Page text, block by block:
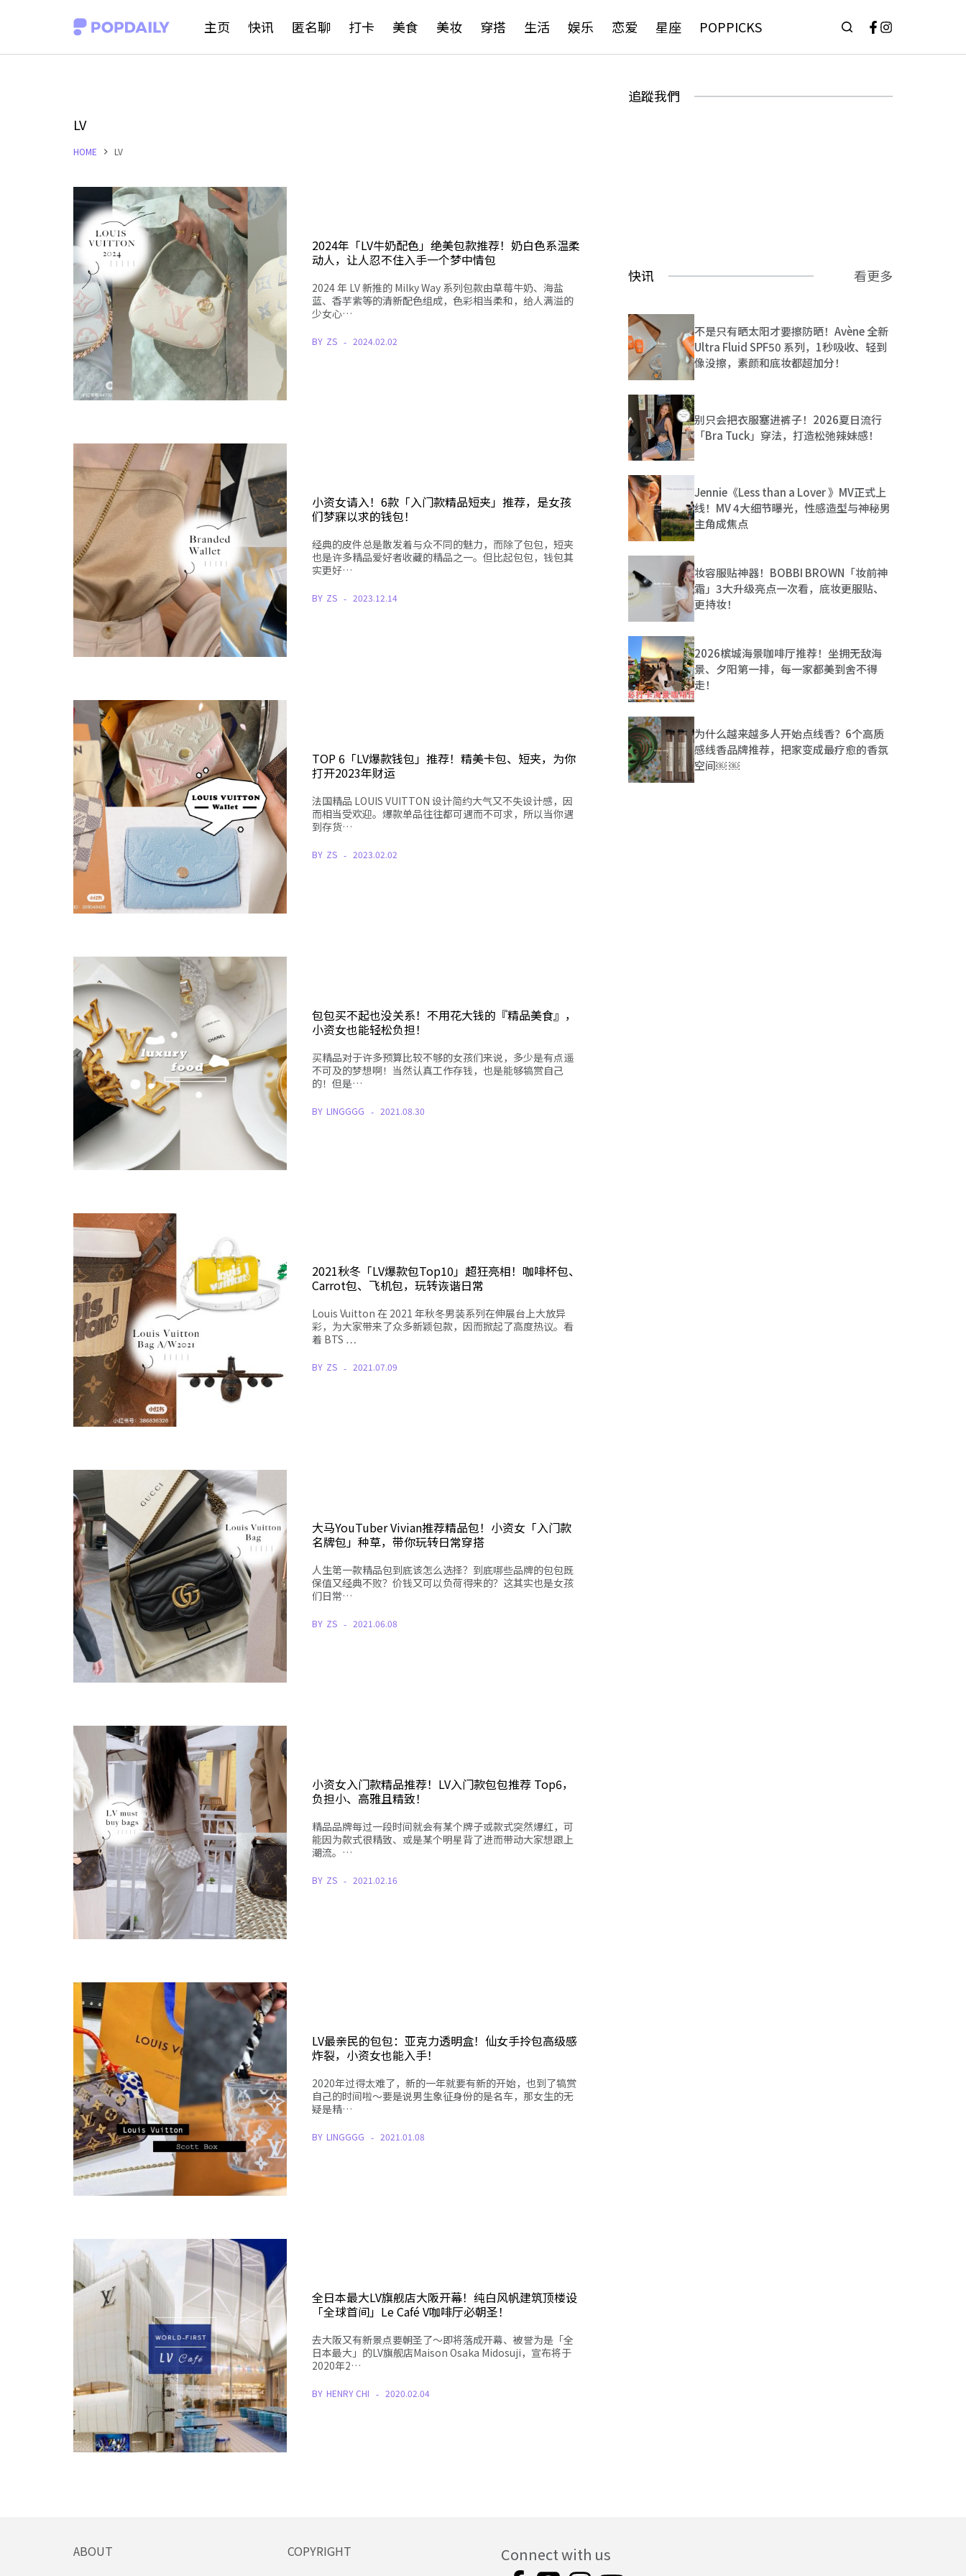
主页 快讯 匿名聊 打卡 美食 美妆 穿搭 生活 娱乐 恋爱 星座 POPPICKS
LV
HOME LV
2024年「LV牛奶配色」绝美包款推荐！奶白色系温柔
动人，让人忍不住入手一个梦中情包
2024 年 LV 新推的 Milky Way 系列包款由草莓牛奶、海盐
蓝、香芋紫等的清新配色组成，色彩相当柔和，给人满溢的
少女心…
BY ZS 2024.02.02
小资女请入！6款「入门款精品短夹」推荐，是女孩
们梦寐以求的钱包！
经典的皮件总是散发着与众不同的魅力，而除了包包，短夹
也是许多精品爱好者收藏的精品之一。但比起包包，钱包其
实更好…
BY ZS 2023.12.14
TOP 6「LV爆款钱包」推荐！精美卡包、短夹，为你
打开2023年财运
法国精品 LOUIS VUITTON 设计简约大气又不失设计感，因
而相当受欢迎。爆款单品往往都可遇而不可求，所以当你遇
到存货…
BY ZS 2023.02.02
包包买不起也没关系！不用花大钱的『精品美食』，
小资女也能轻松负担！
买精品对于许多预算比较不够的女孩们来说，多少是有点遥
不可及的梦想啊！当然认真工作存钱，也是能够犒赏自己
的！但是…
BY LINGGGG 2021.08.30
2021秋冬「LV爆款包Top10」超狂亮相！咖啡杯包、
Carrot包、飞机包，玩转诙谐日常
Louis Vuitton 在 2021 年秋冬男装系列在伸展台上大放异
彩，为大家带来了众多新颖包款，因而掀起了高度热议。看
着 BTS …
BY ZS 2021.07.09
大马YouTuber Vivian推荐精品包！小资女「入门款
名牌包」种草，带你玩转日常穿搭
人生第一款精品包到底该怎么选择？到底哪些品牌的包包既
保值又经典不败？价钱又可以负荷得来的？这其实也是女孩
们日常…
BY ZS 2021.06.08
小资女入门款精品推荐！LV入门款包包推荐 Top6，
负担小、高雅且精致！
精品品牌每过一段时间就会有某个牌子或款式突然爆红，可
能因为款式很精致、或是某个明星背了进而带动大家想跟上
潮流。…
BY ZS 2021.02.16
LV最亲民的包包：亚克力透明盒！仙女手拎包高级感
炸裂，小资女也能入手！
2020年过得太难了，新的一年就要有新的开始，也到了犒赏
自己的时间啦～要是说男生象征身份的是名车，那女生的无
疑是精…
BY LINGGGG 2021.01.08
全日本最大LV旗舰店大阪开幕！纯白风帆建筑顶楼设
「全球首间」Le Café V咖啡厅必朝圣！
去大阪又有新景点要朝圣了～即将落成开幕、被誉为是「全
日本最大」的LV旗舰店Maison Osaka Midosuji，宣布将于
2020年2…
BY HENRY CHI 2020.02.04
追蹤我們
快讯 看更多
不是只有晒太阳才要擦防晒！Avène 全新
Ultra Fluid SPF50 系列，1秒吸收、轻到
像没擦，素颜和底妆都超加分！
别只会把衣服塞进裤子！2026夏日流行
「Bra Tuck」穿法，打造松弛辣妹感！
Jennie《Less than a Lover 》MV正式上
线！MV 4大细节曝光，性感造型与神秘男
主角成焦点
妆容服贴神器！BOBBI BROWN「妆前神
霜」3大升级亮点一次看，底妆更服贴、
更持妆！
2026槟城海景咖啡厅推荐！坐拥无敌海
景、夕阳第一排，每一家都美到舍不得
走！
为什么越来越多人开始点线香？6个高质
感线香品牌推荐，把家变成最疗愈的香氛
空间￼ ￼
ABOUT COPYRIGHT Connect with us